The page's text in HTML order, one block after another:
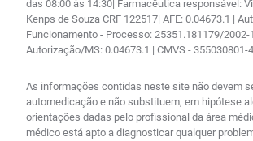
das 08:00 às 14:30| Farmacêutica responsável:
Kenps de Souza CRF 122517| AFE: 0.04673.1 |
Funcionamento - Processo: 25351.181179/2002-
Autorização/MS: 0.04673.1 | CMVS - 355030801-
As informações contidas neste site não devem
automedicação e não substituem, em hipótese
orientações dadas pelo profissional da área
médico está apto a diagnosticar qualquer